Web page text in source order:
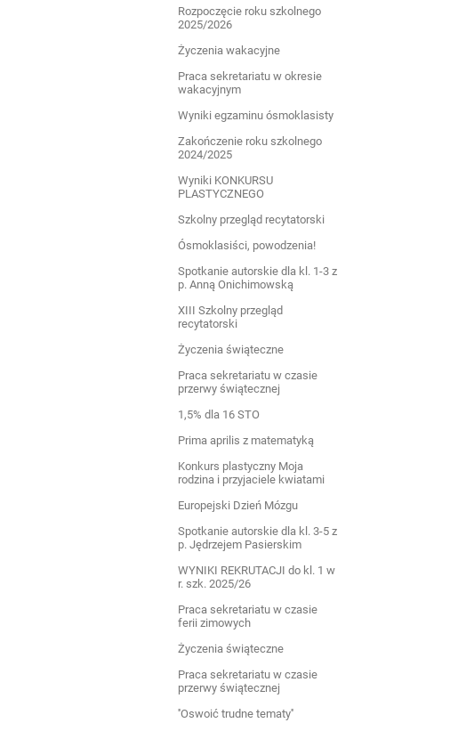
Rozpoczęcie roku szkolnego
2025/2026
Życzenia wakacyjne
Praca sekretariatu w okresie
wakacyjnym
Wyniki egzaminu ósmoklasisty
Zakończenie roku szkolnego
2024/2025
Wyniki KONKURSU
PLASTYCZNEGO
Szkolny przegląd recytatorski
Ósmoklasiści, powodzenia!
Spotkanie autorskie dla kl. 1-3 z
p. Anną Onichimowską
XIII Szkolny przegląd
recytatorski
Życzenia świąteczne
Praca sekretariatu w czasie
przerwy świątecznej
1,5% dla 16 STO
Prima aprilis z matematyką
Konkurs plastyczny Moja
rodzina i przyjaciele kwiatami
Europejski Dzień Mózgu
Spotkanie autorskie dla kl. 3-5 z
p. Jędrzejem Pasierskim
WYNIKI REKRUTACJI do kl. 1 w
r. szk. 2025/26
Praca sekretariatu w czasie
ferii zimowych
Życzenia świąteczne
Praca sekretariatu w czasie
przerwy świątecznej
''Oswoić trudne tematy''